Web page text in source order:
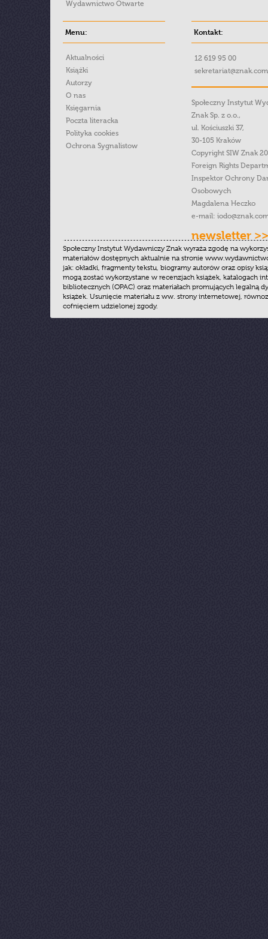
Wydawnictwo Otwarte
Menu:
Aktualności
Książki
Autorzy
O nas
Księgarnia
Poczta literacka
Polityka cookies
Ochrona Sygnalistow
Kontakt:
12 619 95 00
Społeczny Instytut
Znak Sp. z o.o.,
ul. Kościuszki 37,
30-105 Kraków
Copyright SIW Znak
Foreign Rights
Inspektor Ochrony
Osobowych
Magdalena Heczko
e-mail:
newsletter >>
Społeczny Instytut Wydawniczy Znak wyraża zgodę na
materiałów dostępnych aktualnie na stronie
jak: okładki, fragmenty tekstu, biogramy autorów oraz opisy
mogą zostać wykorzystane w recenzjach książek, katalogach
bibliotecznych (OPAC) oraz materiałach promujących legalną
książek. Usunięcie materiału z ww. strony internetowej,
cofnięciem udzielonej zgody.